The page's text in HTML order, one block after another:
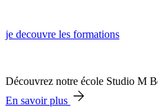
je decouvre les formations
Découvrez notre école Studio M
En savoir plus